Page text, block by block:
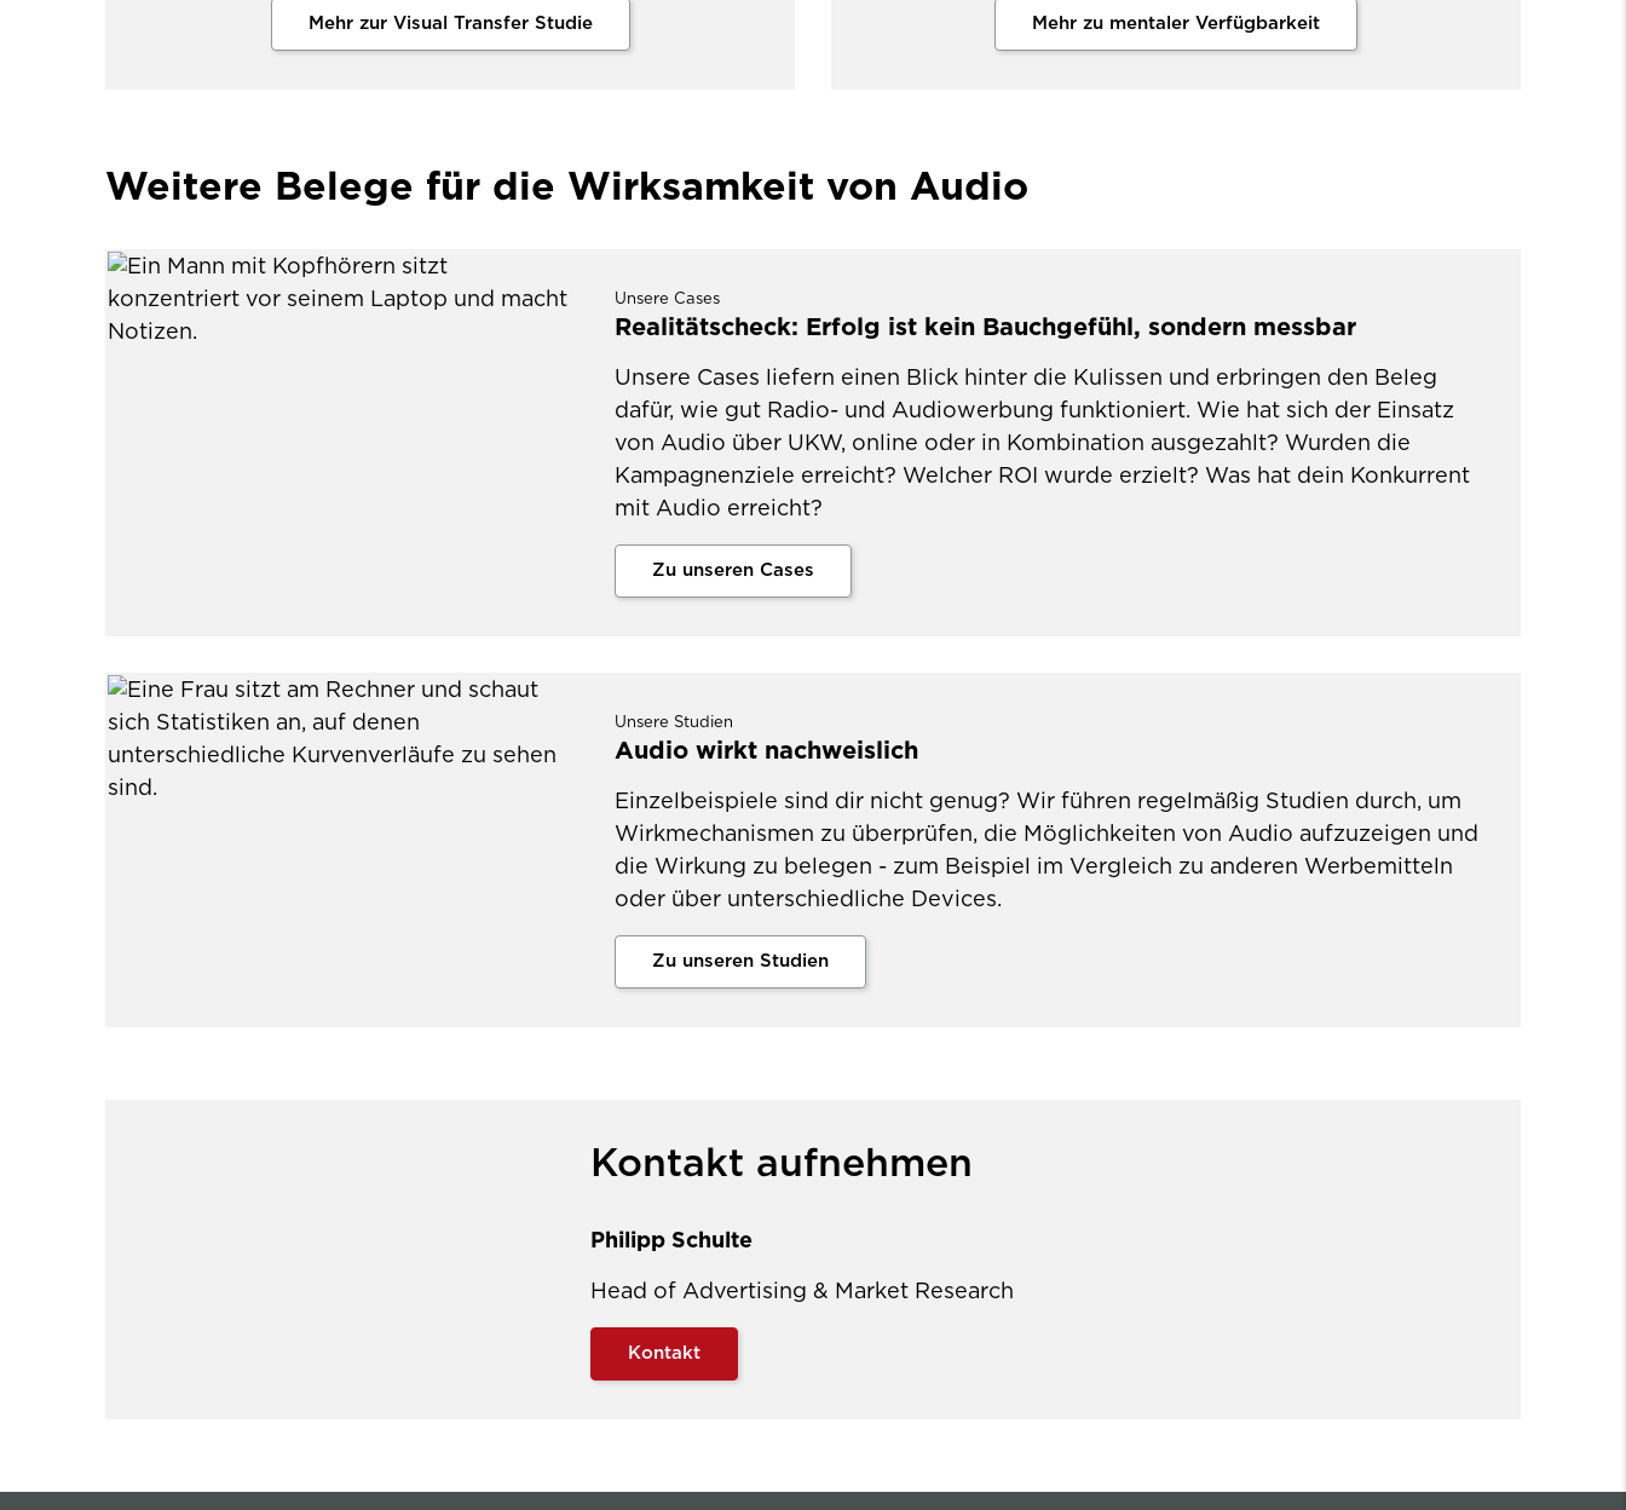
Mehr zur Visual Transfer Studie Mehr zu mentaler Verfügbarkeit
Weitere Belege für die Wirksamkeit von Audio
Unsere Cases
Realitätscheck: Erfolg ist kein Bauchgefühl, sondern messbar
Unsere Cases liefern einen Blick hinter die Kulissen und erbringen den Beleg
dafür, wie gut Radio- und Audiowerbung funktioniert. Wie hat sich der Einsatz
von Audio über UKW, online oder in Kombination ausgezahlt? Wurden die
Kampagnenziele erreicht? Welcher ROI wurde erzielt? Was hat dein Konkurrent
mit Audio erreicht?
Zu unseren Cases
Unsere Studien
Audio wirkt nachweislich
Einzelbeispiele sind dir nicht genug? Wir führen regelmäßig Studien durch, um
Wirkmechanismen zu überprüfen, die Möglichkeiten von Audio aufzuzeigen und
die Wirkung zu belegen - zum Beispiel im Vergleich zu anderen Werbemitteln
oder über unterschiedliche Devices.
Zu unseren Studien
Kontakt aufnehmen
Philipp Schulte
Head of Advertising & Market Research
Kontakt